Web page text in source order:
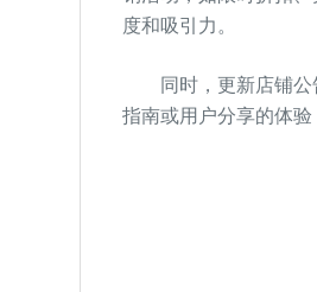
度和吸引力。
同时，更新店铺公
指南或用户分享的体验